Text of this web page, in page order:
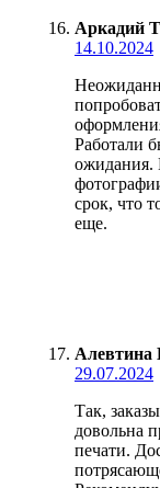
Аркадий
14.10.2024
Работали
ожидания.
срок, что
еще.
Алевтина
29.07.2024
Так,
довольна
печати.